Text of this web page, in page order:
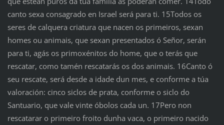
canto sexa consagrado en Israel será para ti. 15Todos os
seres de calquera criatura que nacen os primeiros, sexan
homes ou animais, que sexan presentados ó Señor, serán
para ti, agás os primoxénitos do home, que o terás que
rescatar, como tamén rescatarás os dos animais. 16Canto ó
seu rescate, será desde a idade dun mes, e conforme a túa
valoración: cinco siclos de prata, conforme o siclo do
Santuario, que vale vinte óbolos cada un. 17Pero non
rescatarar o primeiro froito dunha vaca, o primeiro nacido